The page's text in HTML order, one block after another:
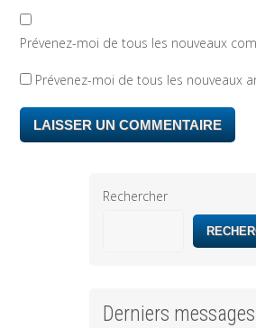
Prévenez-moi de tous les nouveaux
Prévenez-moi de tous les nouveaux
Rechercher
Derniers messages